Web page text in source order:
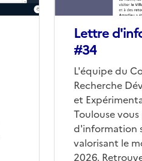
Lettre
#34
Corps
L'équipe du
Recherche
et
Toulouse
d'information
valorisant le
2026.